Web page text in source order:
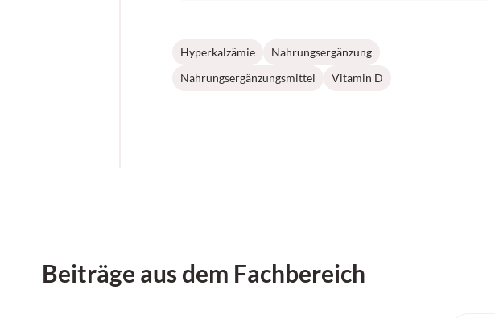
Hyperkalzämie
Nahrungsergänzung
Nahrungsergänzungsmittel
Vitamin D
Beiträge aus dem Fachbereich